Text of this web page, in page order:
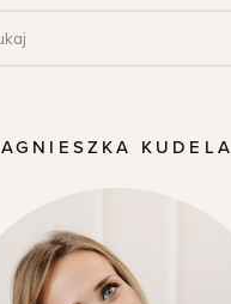
AGNIESZKA KUDELA